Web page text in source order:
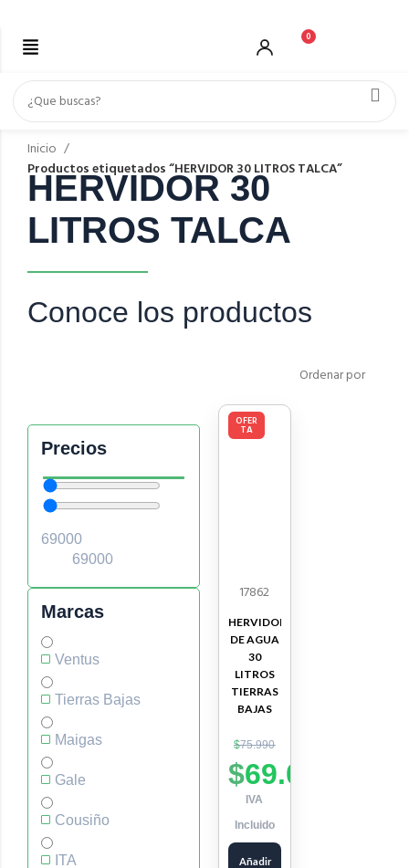
0
Inicio
Productos etiquetados “HERVIDOR 30 LITROS TALCA”
HERVIDOR 30
LITROS TALCA
Conoce los productos
Precios
Marcas
Ventus
Tierras Bajas
Maigas
Gale
Cousiño
ITA
Ordenar por
OFER
TA
17862
HERVIDOR
DE AGUA
30
LITROS
TIERRAS
BAJAS
$75.990
$69.000
IVA
Incluido
Añadir